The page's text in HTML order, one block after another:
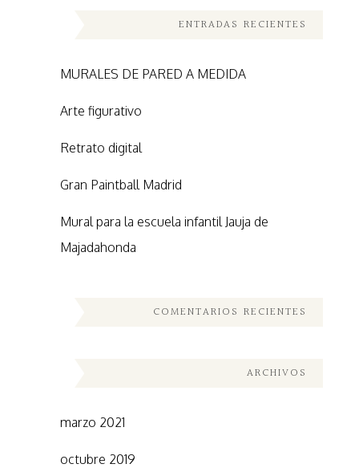
ENTRADAS RECIENTES
MURALES DE PARED A MEDIDA
Arte figurativo
Retrato digital
Gran Paintball Madrid
Mural para la escuela infantil Jauja de
Majadahonda
COMENTARIOS RECIENTES
ARCHIVOS
marzo 2021
octubre 2019